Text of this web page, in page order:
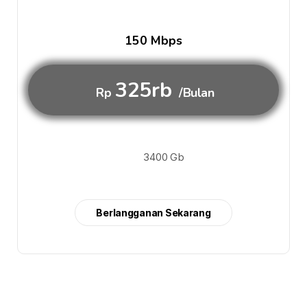
150 Mbps
Rp 325rb /Bulan
3400 Gb
Berlangganan Sekarang